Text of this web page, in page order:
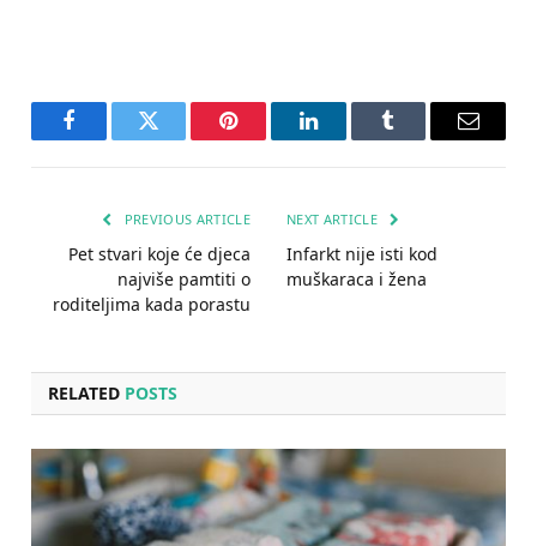
FacebookTwitter Pinterest LinkedInTumblr Email
PREVIOUS ARTICLE
Pet stvari koje će djeca
najviše pamtiti o
roditeljima kada porastu
NEXT ARTICLE
Infarkt nije isti kod
muškaraca i žena
RELATED POSTS